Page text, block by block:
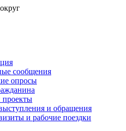
сообщения
опросы
проекты
и обращения
и рабочие поездки